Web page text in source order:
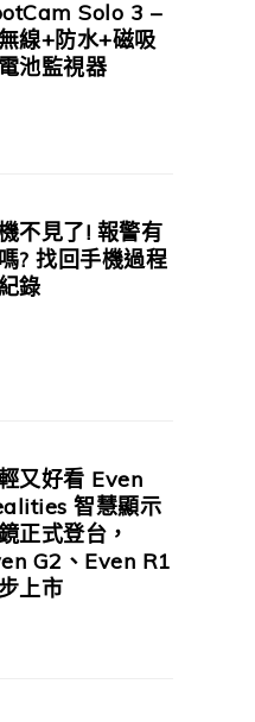
Solo 3 –
線+防水+磁吸
池監視器
不見了! 報警有
? 找回手機過程
錄
又好看 Even
智慧顯示
正式登台，
G2、Even R1
上市